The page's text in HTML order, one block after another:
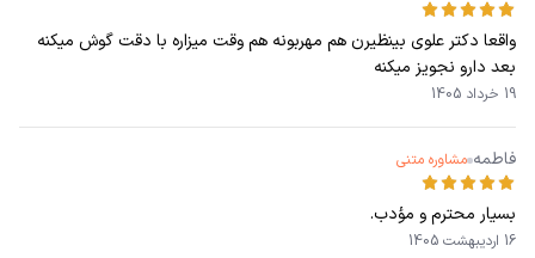
واقعا دکتر علوی بینظیرن هم مهربونه هم وقت میزاره با دقت گوش میکنه
بعد دارو نجویز میکنه
19 خرداد 1405
فاطمه مشاوره متنی
بسیار محترم و مؤدب.
16 اردیبهشت 1405